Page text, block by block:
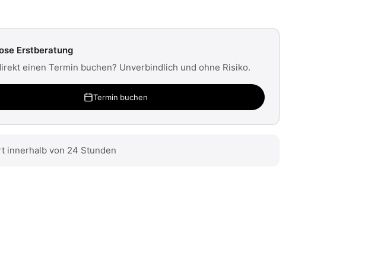
Erstberatung
einen Termin buchen? Unverbindlich und ohne Risiko.
Termin buchen
innerhalb von 24 Stunden